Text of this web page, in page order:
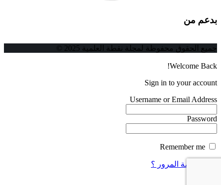
بدعم من
جميع الحقوق محفوظة لمجلة نقطة العلمية 2025 ©
Welcome Back!
Sign in to your account
Username or Email Address
Password
فقدت كلمة المرور ؟